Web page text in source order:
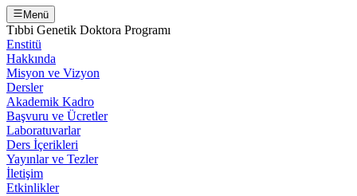
Menü
Tıbbi Genetik Doktora Programı
Enstitü
Hakkında
Misyon ve Vizyon
Dersler
Akademik Kadro
Başvuru ve Ücretler
Laboratuvarlar
Ders İçerikleri
Yayınlar ve Tezler
İletişim
Etkinlikler